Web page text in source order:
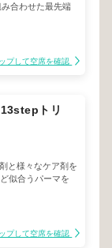
合わせた最先端
プして空席を確認
トリ
と様々なケア剤を
似合うパーマを
プして空席を確認